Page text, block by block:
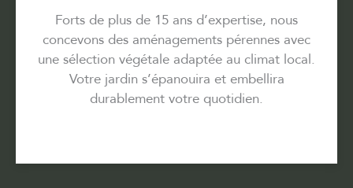
Forts de plus de 15 ans d’expertise, nous
concevons des aménagements pérennes avec
une sélection végétale adaptée au climat local.
Votre jardin s’épanouira et embellira
durablement votre quotidien.